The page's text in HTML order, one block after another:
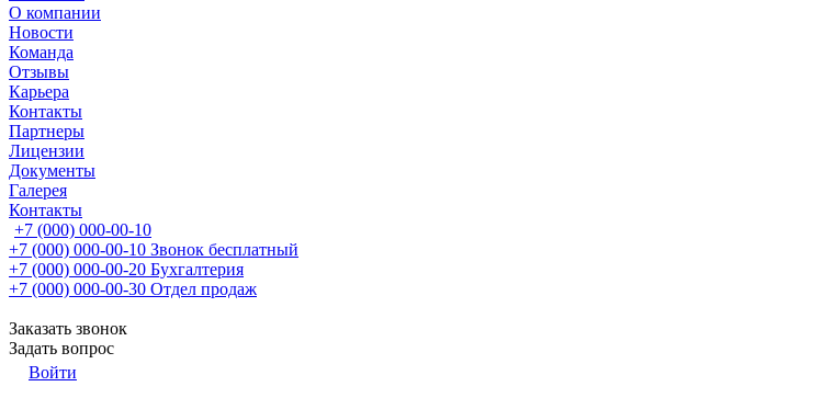
О компании
Новости
Команда
Отзывы
Карьера
Контакты
Партнеры
Лицензии
Документы
Галерея
Контакты
+7 (000) 000-00-10
+7 (000) 000-00-10 Звонок бесплатный
+7 (000) 000-00-20 Бухгалтерия
+7 (000) 000-00-30 Отдел продаж
Заказать звонок
Задать вопрос
Войти